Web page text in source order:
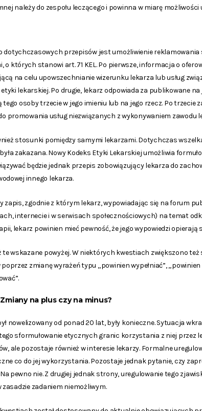
należy do zespołu leczącego i powinna w miarę
dotychczasowych przepisów jest umożliwienie reklamowania
których stanowi art. 71 KEL. Po pierwsze, informacja o
na celu upowszechnianie wizerunku lekarza lub usług
lekarskiej. Po drugie, lekarz odpowiada za publikowane
osoby trzecie w jego imieniu lub na jego rzecz. Po trzecie
promowania usług niezwiązanych z wykonywaniem zawodu
stosunki pomiędzy samymi lekarzami. Dotychczas
zakazana. Nowy Kodeks Etyki Lekarskiej umożliwia
będzie jednak przepis zobowiązujący lekarza do
innego lekarza.
zapis, zgodnie z którym lekarz, wypowiadając się na forum
internecie i w serwisach społecznościowych) na temat
lekarz powinien mieć pewność, że jego wypowiedzi opierają
wskazane powyżej. W niektórych kwestiach zwiększono też
zmianę wyrażeń typu „powinien wypełniać”,
na plus czy na minus?
nowelizowany od ponad 20 lat, były konieczne. Sytuacja
sformułowanie etycznych granic korzystania z niej przez
ale pozostaje również w interesie lekarzy. Formalne
co do jej wykorzystania. Pozostaje jednak pytanie, czy
pewno nie. Z drugiej jednak strony, uregulowanie tego
zadaniem niemożliwym.